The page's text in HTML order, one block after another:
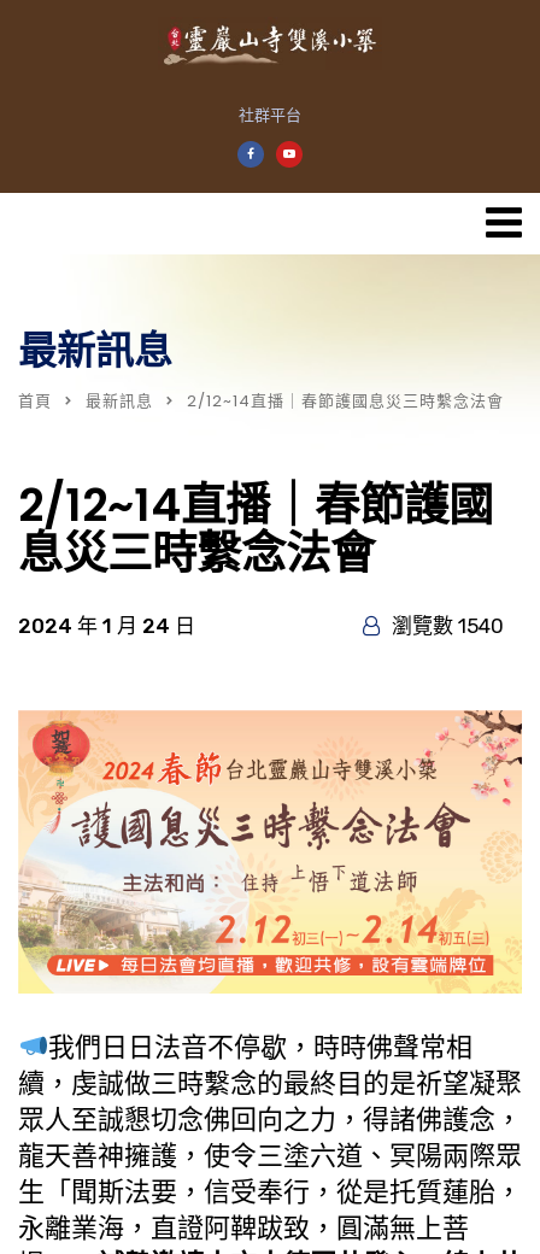
社群平台
最新訊息
首頁 最新訊息 2/12~14直播｜春節護國息災三時繫念法會
2/12~14直播｜春節護國
息災三時繫念法會
2024 年 1 月 24 日 瀏覽數 1540
我們日日法音不停歇，時時佛聲常相
續，虔誠做三時繫念的最終目的是祈望凝聚
眾人至誠懇切念佛回向之力，得諸佛護念，
龍天善神擁護，使令三塗六道、冥陽兩際眾
生「聞斯法要，信受奉行，從是托質蓮胎，
永離業海，直證阿鞞跋致，圓滿無上菩